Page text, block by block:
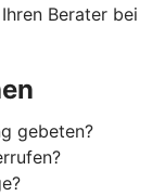
Berater bei
gebeten?